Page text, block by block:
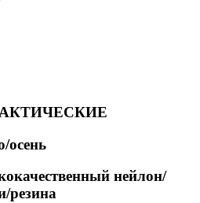
осень
нейлон/
резина